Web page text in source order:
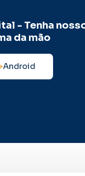
- Tenha
da mão
Android